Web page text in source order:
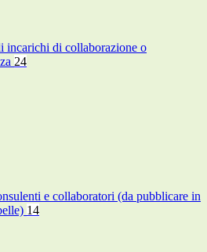
incarichi di collaborazione o
24
e collaboratori (da pubblicare in
14